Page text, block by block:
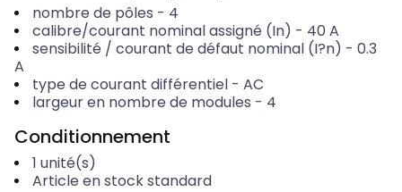
nombre de pôles - 4
calibre/courant nominal assigné (In) - 40 A
sensibilité / courant de défaut nominal (I?n) - 0.3
A
type de courant différentiel- AC
largeur en nombre de modules - 4
Conditionnement
1 unité(s)
Article en stock standard